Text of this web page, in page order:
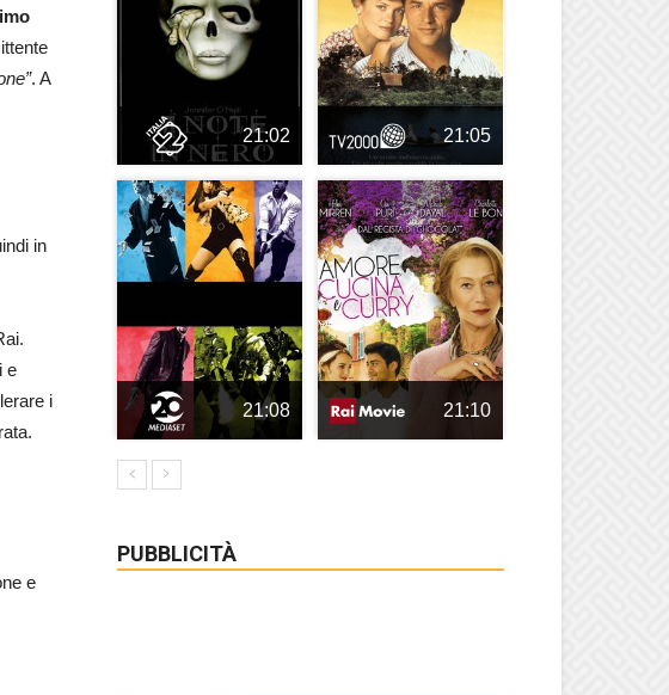
. A
in
e
i
e
21:02 21:05
21:08 21:10
PUBBLICITÀ